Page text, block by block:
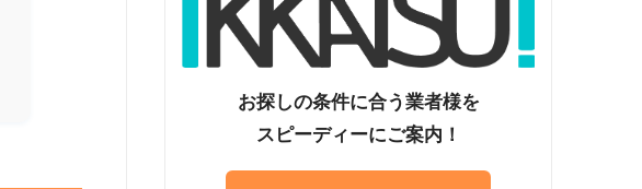
お探しの条件に合う業者様を
スピーディーにご案内！